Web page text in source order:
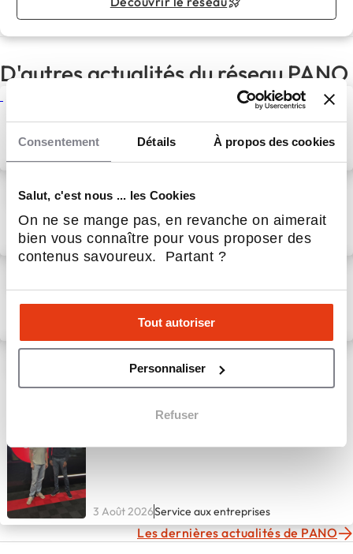
Consentement Détails À propos des cookies
Salut, c'est nous ... les Cookies
On ne se mange pas, en revanche on aimerait
bien vous connaître pour vous proposer des
contenus savoureux. Partant ?
Tout autoriser
Personnaliser
Refuser
D'autres actualités du réseau PANO
Reprendre une agence PANO :
une autre façon de se lancer
dans l’entrepreneuriat
Les Trophées PANO 2026
récompensent les meilleures
réalisations du réseau
3 Août 2026 Service aux entreprises
2026 : deux jours pour
construire l'avenir du réseau
3 Août 2026Service aux entreprises
accompagnement clé avant
l'ouverture d'une agence
3 Août 2026Service aux entreprises
Les dernières actualités de PANO